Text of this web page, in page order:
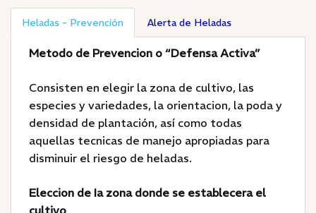
Heladas - Prevención Alerta de Heladas
Metodo de Prevencion o “Defensa Activa”
Consisten en elegir la zona de cultivo, las
especies y variedades, la orientacion, la poda y
densidad de plantación, así como todas
aquellas tecnicas de manejo apropiadas para
disminuir el riesgo de heladas.
Eleccion de Ia zona donde se establecera el
cultivo